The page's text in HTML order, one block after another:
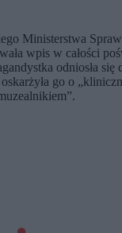
Ministerstwa
wpis w całości
odniosła się
go o